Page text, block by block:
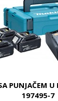
PUNJAČEM
197495-7